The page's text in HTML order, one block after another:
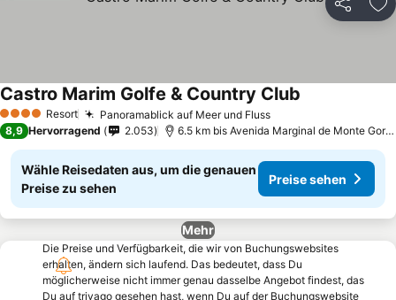
Teilen
4 Sterne Resort Panoramablick auf Meer und Fluss
Castro Marim Golfe & Country Club
8,9 Hervorragend 2.053 6.5 km bis Avenida Marginal de Monte Gordo
Wähle Reisedaten aus, um die genauen
Preise zu sehen
Preise sehen
Mehr
Die Preise und Verfügbarkeit, die wir von Buchungswebsites
erhalten, ändern sich laufend. Das bedeutet, dass Du
möglicherweise nicht immer genau dasselbe Angebot findest, das
Du auf trivago gesehen hast, wenn Du auf der Buchungswebsite